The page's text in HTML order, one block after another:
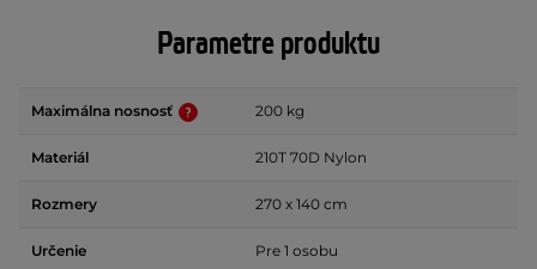
Parametre produktu
Maximálna nosnosť 200 kg
Materiál 210T 70D Nylon
Rozmery 270 x 140 cm
Určenie Pre 1 osobu